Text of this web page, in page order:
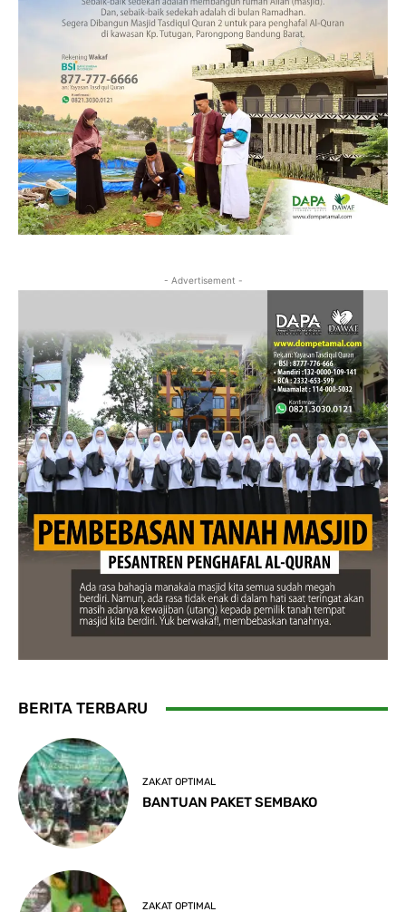
- Advertisement -
BERITA TERBARU
ZAKAT OPTIMAL
BANTUAN PAKET SEMBAKO
ZAKAT OPTIMAL